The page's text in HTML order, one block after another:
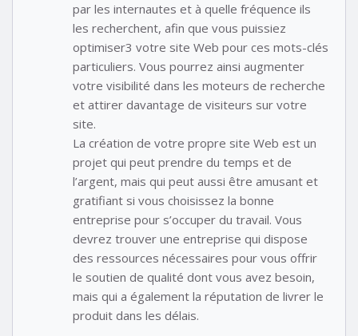
par les internautes et à quelle fréquence ils
les recherchent, afin que vous puissiez
optimiser3 votre site Web pour ces mots-clés
particuliers. Vous pourrez ainsi augmenter
votre visibilité dans les moteurs de recherche
et attirer davantage de visiteurs sur votre
site.
La création de votre propre site Web est un
projet qui peut prendre du temps et de
l’argent, mais qui peut aussi être amusant et
gratifiant si vous choisissez la bonne
entreprise pour s’occuper du travail. Vous
devrez trouver une entreprise qui dispose
des ressources nécessaires pour vous offrir
le soutien de qualité dont vous avez besoin,
mais qui a également la réputation de livrer le
produit dans les délais.